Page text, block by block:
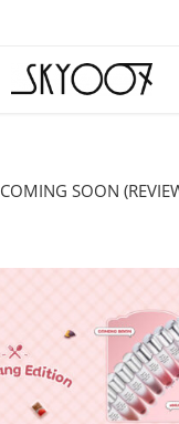
COMING SOON